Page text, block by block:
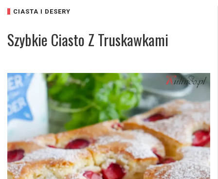
CIASTA I DESERY
Szybkie Ciasto Z Truskawkami